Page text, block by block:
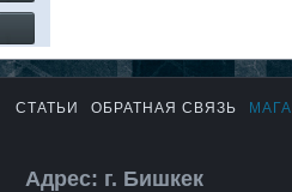
СТАТЬИ ОБРАТНАЯ СВЯЗЬ
Адрес: г. Бишкек